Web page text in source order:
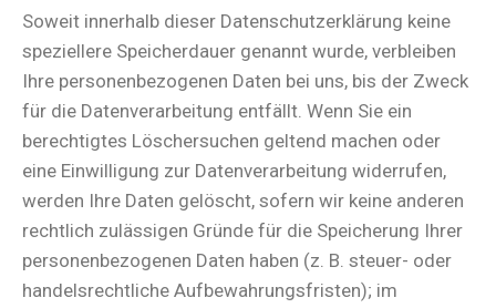
Soweit innerhalb dieser Datenschutzerklärung keine
speziellere Speicherdauer genannt wurde, verbleiben
Ihre personenbezogenen Daten bei uns, bis der Zweck
für die Datenverarbeitung entfällt. Wenn Sie ein
berechtigtes Löschersuchen geltend machen oder
eine Einwilligung zur Datenverarbeitung widerrufen,
werden Ihre Daten gelöscht, sofern wir keine anderen
rechtlich zulässigen Gründe für die Speicherung Ihrer
personenbezogenen Daten haben (z. B. steuer- oder
handelsrechtliche Aufbewahrungsfristen); im